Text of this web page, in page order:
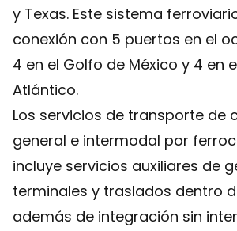
y Texas. Este sistema
conexión con 5 puertos en el
4 en el Golfo de México y 4 en
Atlántico.
Los servicios de transporte de
general e intermodal por
incluye servicios auxiliares de
terminales y traslados dentro
además de integración sin